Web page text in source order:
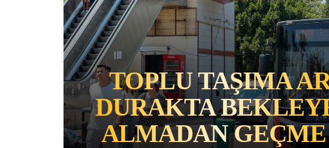
CHRISTOPHER
ODYSSEIA
MITOLOJIK